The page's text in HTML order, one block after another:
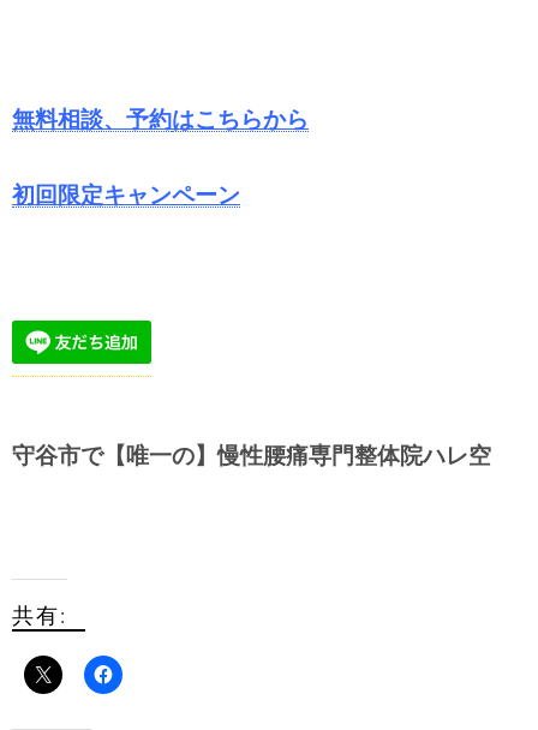
無料相談、予約はこちらから
初回限定キャンペーン
守谷市で【唯一の】慢性腰痛専門整体院ハレ空
共有: